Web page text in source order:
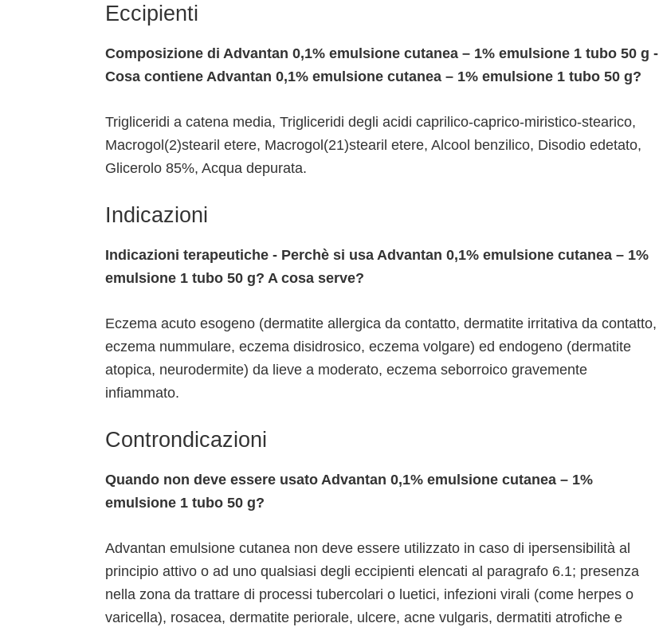
Eccipienti
Composizione di Advantan 0,1% emulsione cutanea – 1% emulsione 1 tubo 50 g -
Cosa contiene Advantan 0,1% emulsione cutanea – 1% emulsione 1 tubo 50 g?
Trigliceridi a catena media, Trigliceridi degli acidi caprilico-caprico-miristico-stearico,
Macrogol(2)stearil etere, Macrogol(21)stearil etere, Alcool benzilico, Disodio edetato,
Glicerolo 85%, Acqua depurata.
Indicazioni
Indicazioni terapeutiche - Perchè si usa Advantan 0,1% emulsione cutanea – 1%
emulsione 1 tubo 50 g? A cosa serve?
Eczema acuto esogeno (dermatite allergica da contatto, dermatite irritativa da contatto,
eczema nummulare, eczema disidrosico, eczema volgare) ed endogeno (dermatite
atopica, neurodermite) da lieve a moderato, eczema seborroico gravemente
infiammato.
Controndicazioni
Quando non deve essere usato Advantan 0,1% emulsione cutanea – 1%
emulsione 1 tubo 50 g?
Advantan emulsione cutanea non deve essere utilizzato in caso di ipersensibilità al
principio attivo o ad uno qualsiasi degli eccipienti elencati al paragrafo 6.1; presenza
nella zona da trattare di processi tubercolari o luetici, infezioni virali (come herpes o
varicella), rosacea, dermatite periorale, ulcere, acne vulgaris, dermatiti atrofiche e